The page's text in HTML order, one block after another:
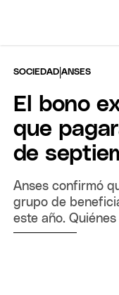
SOCIEDAD |ANSES
El bono
que
de
Anses confirmó
grupo de
este año.